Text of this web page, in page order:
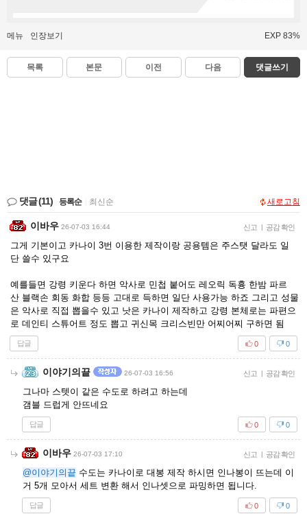
메뉴 인장보기 EXP 83%
목록 본문 이전 다음 댓글쓰기
댓글(11) 등록순 최신순 새로고침
이바우 26-07-03 16:44 신고 | 공감 확인
그게 기본이고 카나이 3번 이용한 제작이랑 공용템은 주스탯 달라도 일
단 쓸수 있구요
예를들면 강령 키운다 하면 악사로 민첩 붙어도 레오릭 독흉 한밤 파르
산 블랙손 회동 화합 등등 고대로 득하면 일단 사용가능 하죠 그리고 성물
은 악사로 직접 뽑을수 있고 낫은 카나이 제작하고 강령 본체로는 파편으
로 데인티 스튜어트 정도 뽑고 귀신목 크리스빈만 어찌어찌 구하면 됨
답글 0
0
이야기의끝 26-07-03 16:56 신고 | 공감 확인
그나마 스텟이 같은 수도로 하려고 하는데
갬블 드럽게 안뜨네요
답글 0
0
이바우 26-07-03 17:10 신고 | 공감 확인
@이야기의끝 수도는 카나이로 대봉 제작 하시면 인나봉이 뜨는데 이
거 5개 모아서 세트 변환 해서 인나셋으로 파밍하면 됩니다.
답글 0
0